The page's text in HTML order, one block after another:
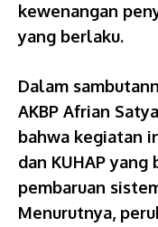
kewenangan
yang berlaku.
Dalam
AKBP Afrian
bahwa kegiatan
dan KUHAP yang
pembaruan
Menurutnya,